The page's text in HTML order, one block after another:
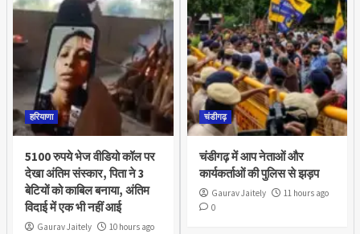
हरियाणा
5100 रुपये भेज वीडियो कॉल पर
देखा अंतिम संस्कार, पिता ने 3
बेटियों को काबिल बनाया, अंतिम
विदाई में एक भी नहीं आई
Gaurav Jaitely
10 hours ago
चंडीगढ़
चंडीगढ़ में आप नेताओं और
कार्यकर्ताओं की पुलिस से झड़प
Gaurav Jaitely
11 hours ago
0